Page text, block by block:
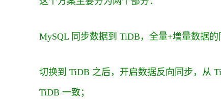
MySQL 同步数据到 TiDB，全量+增量数据
切换到 TiDB 之后，开启数据反向同步，从
TiDB 一致；